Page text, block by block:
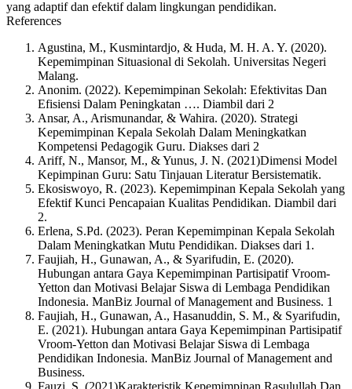
yang adaptif dan efektif dalam lingkungan pendidikan.
References
Agustina, M., Kusmintardjo, & Huda, M. H. A. Y. (2020).
Kepemimpinan Situasional di Sekolah. Universitas Negeri
Malang.
Anonim. (2022). Kepemimpinan Sekolah: Efektivitas Dan
Efisiensi Dalam Peningkatan …. Diambil dari 2
Ansar, A., Arismunandar, & Wahira. (2020). Strategi
Kepemimpinan Kepala Sekolah Dalam Meningkatkan
Kompetensi Pedagogik Guru. Diakses dari 2
Ariff, N., Mansor, M., & Yunus, J. N. (2021)Dimensi Model
Kepimpinan Guru: Satu Tinjauan Literatur Bersistematik.
Ekosiswoyo, R. (2023). Kepemimpinan Kepala Sekolah yang
Efektif Kunci Pencapaian Kualitas Pendidikan. Diambil dari
2.
Erlena, S.Pd. (2023). Peran Kepemimpinan Kepala Sekolah
Dalam Meningkatkan Mutu Pendidikan. Diakses dari 1.
Faujiah, H., Gunawan, A., & Syarifudin, E. (2020).
Hubungan antara Gaya Kepemimpinan Partisipatif Vroom-
Yetton dan Motivasi Belajar Siswa di Lembaga Pendidikan
Indonesia. ManBiz Journal of Management and Business. 1
Faujiah, H., Gunawan, A., Hasanuddin, S. M., & Syarifudin,
E. (2021). Hubungan antara Gaya Kepemimpinan Partisipatif
Vroom-Yetton dan Motivasi Belajar Siswa di Lembaga
Pendidikan Indonesia. ManBiz Journal of Management and
Business.